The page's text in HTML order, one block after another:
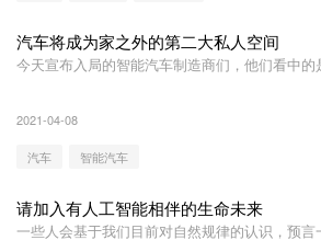
汽车将成为家之外的第二大私人空间
今天宣布入局的智能汽车制造商们，他们看中的
2021-04-08
汽车 智能汽车
请加入有人工智能相伴的生命未来
一些人会基于我们目前对自然规律的认识，预言